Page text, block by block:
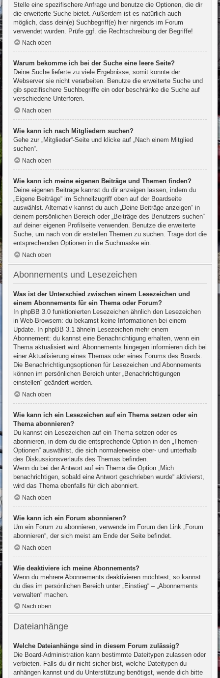
Stelle eine spezifischere Anfrage und benutze die Optionen, die dir
die erweiterte Suche bietet. Außerdem ist es natürlich auch
möglich, dass dein(e) Suchbegriff(e) hier nirgends im Forum
verwendet wurden. Prüfe ggf. die Rechtschreibung der Begriffe!
Nach oben
Warum bekomme ich bei der Suche eine leere Seite?
Deine Suche lieferte zu viele Ergebnisse, somit konnte der
Webserver sie nicht verarbeiten. Benutze die erweiterte Suche und
gib spezifischere Suchbegriffe ein oder beschränke die Suche auf
verschiedene Unterforen.
Nach oben
Wie kann ich nach Mitgliedern suchen?
Gehe zur „Mitglieder“-Seite und klicke auf „Nach einem Mitglied
suchen“.
Nach oben
Wie kann ich meine eigenen Beiträge und Themen finden?
Deine eigenen Beiträge kannst du dir anzeigen lassen, indem du
„Eigene Beiträge“ im Schnellzugriff oben auf der Boardseite
auswählst. Alternativ kannst du auch „Deine Beiträge anzeigen“ in
deinem persönlichen Bereich oder „Beiträge des Benutzers suchen“
auf deiner eigenen Profilseite verwenden. Benutze die erweiterte
Suche, um nach von dir erstellen Themen zu suchen. Trage dort die
entsprechenden Optionen in die Suchmaske ein.
Nach oben
Abonnements und Lesezeichen
Was ist der Unterschied zwischen einem Lesezeichen und
einem Abonnements für ein Thema oder Forum?
In phpBB 3.0 funktionierten Lesezeichen ähnlich den Lesezeichen
in Web-Browsern: du bekamst keine Informationen bei einem
Update. In phpBB 3.1 ähneln Lesezeichen mehr einem
Abonnement: du kannst eine Benachrichtigung erhalten, wenn ein
Thema aktualisiert wird. Abonnements hingegen informieren dich bei
einer Aktualisierung eines Themas oder eines Forums des Boards.
Die Benachrichtigungsoptionen für Lesezeichen und Abonnements
können im persönlichen Bereich unter „Benachrichtigungen
einstellen“ geändert werden.
Nach oben
Wie kann ich ein Lesezeichen auf ein Thema setzen oder ein
Thema abonnieren?
Du kannst ein Lesezeichen auf ein Thema setzen oder es
abonnieren, in dem du die entsprechende Option in den „Themen-
Optionen“ auswählst, die sich normalerweise ober- und unterhalb
des Diskussionsverlaufs des Themas befinden.
Wenn du bei der Antwort auf ein Thema die Option „Mich
benachrichtigen, sobald eine Antwort geschrieben wurde“ aktivierst,
wird das Thema ebenfalls für dich abonniert.
Nach oben
Wie kann ich ein Forum abonnieren?
Um ein Forum zu abonnieren, verwende im Forum den Link „Forum
abonnieren“, der sich meist am Ende der Seite befindet.
Nach oben
Wie deaktiviere ich meine Abonnements?
Wenn du mehrere Abonnements deaktivieren möchtest, so kannst
du dies im persönlichen Bereich unter „Einstieg“ – „Abonnements
verwalten“ machen.
Nach oben
Dateianhänge
Welche Dateianhänge sind in diesem Forum zulässig?
Die Board-Administration kann bestimmte Dateitypen zulassen oder
verbieten. Falls du dir nicht sicher bist, welche Dateitypen du
anhängen kannst und du Unterstützung benötigst, wende dich bitte